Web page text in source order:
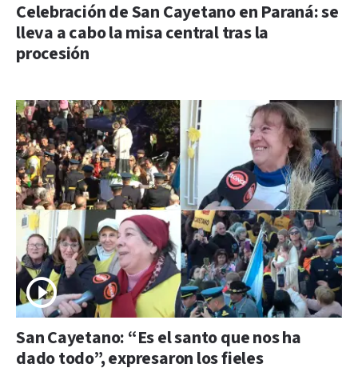
Celebración de San Cayetano en Paraná: se
lleva a cabo la misa central tras la
procesión
San Cayetano: “Es el santo que nos ha
dado todo”, expresaron los fieles